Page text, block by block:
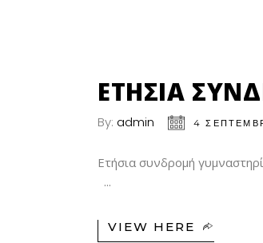
ΕΤΉΣΙΑ
By: admin 4
Ετήσια συνδρομή
VIEW HERE